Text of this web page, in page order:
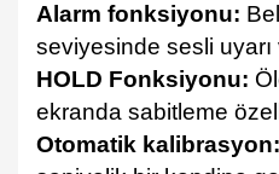
Alarm fonksiyonu:
seviyesinde sesli uyarı
HOLD Fonksiyonu:
ekranda sabitleme
Otomatik kalibrasyon: